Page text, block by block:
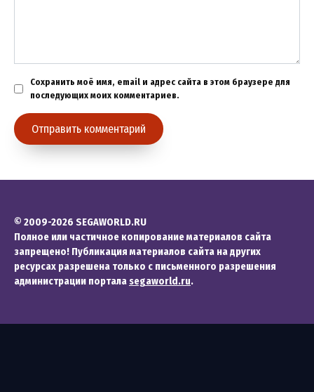
Сохранить моё имя, email и адрес сайта в этом браузере для
последующих моих комментариев.
© 2009-2026 SEGAWORLD.RU
Полное или частичное копирование материалов сайта
запрещено! Публикация материалов сайта на других
ресурсах разрешена только с письменного разрешения
администрации портала segaworld.ru.